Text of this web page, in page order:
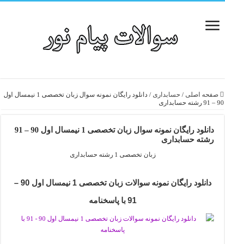
صفحه اصلی / حسابداری /
دانلود رایگان نمونه سوال زبان تخصصی 1 نیمسال اول
90 – 91 رشته حسابداری
دانلود رایگان نمونه سوال زبان تخصصی 1 نیمسال اول 90 – 91
رشته حسابداری
زبان تخصصی 1 رشته حسابداری
دانلود رایگان نمونه سوالات زبان تخصصی 1 نیمسال اول 90 –
91 با پاسخنامه